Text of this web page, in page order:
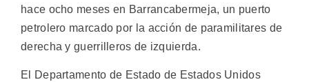
hace ocho meses en Barrancabermeja, un puerto
petrolero marcado por la acción de paramilitares de
derecha y guerrilleros de izquierda.
El Departamento de Estado de Estados Unidos